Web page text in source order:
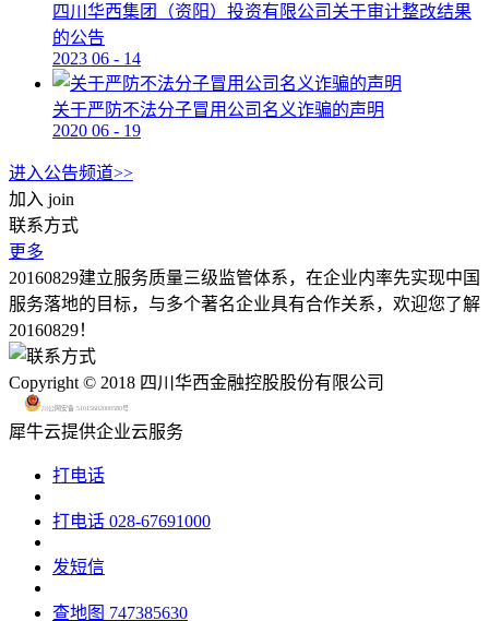
四川华西集团（资阳）投资有限公司关于审计整改结果
的公告
2023 06 - 14
关于严防不法分子冒用公司名义诈骗的声明
2020 06 - 19
进入公告频道>>
加入 join
联系方式
更多
20160829建立服务质量三级监管体系，在企业内率先实现中国
服务落地的目标，与多个著名企业具有合作关系，欢迎您了解
20160829！
Copyright © 2018 四川华西金融控股股份有限公司
川公网安备 51015602000580号
犀牛云提供企业云服务
打电话
打电话 028-67691000
发短信
查地图 747385630